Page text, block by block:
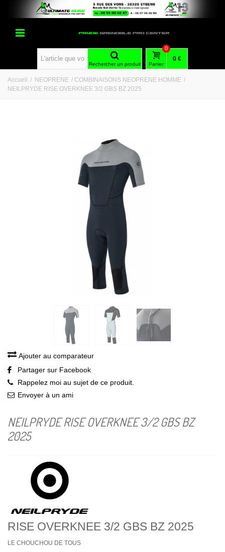
Rechercher un produit Panier
0
0 €
Accueil / NEOPRENE / COMBINAISONS NEOPRENE HOMME /
NEILPRYDE RISE OVERKNEE 3/2 GBS BZ 2025
Ajouter au comparateur
Partager sur Facebook
Rappelez moi au sujet de ce produit.
Envoyer à un ami
NEILPRYDE RISE OVERKNEE 3/2 GBS BZ
2025
RISE OVERKNEE 3/2 GBS BZ 2025
LE CHOUCHOU DE TOUS